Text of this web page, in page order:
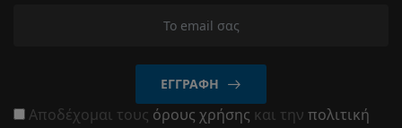
ΕΓΓΡΑΦΉ
Αποδέχομαι τους όρους χρήσης και την πολιτική